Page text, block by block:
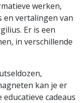
werken,
en vertalingen van
Er is een
in verschillende
kan je er
cadeaus